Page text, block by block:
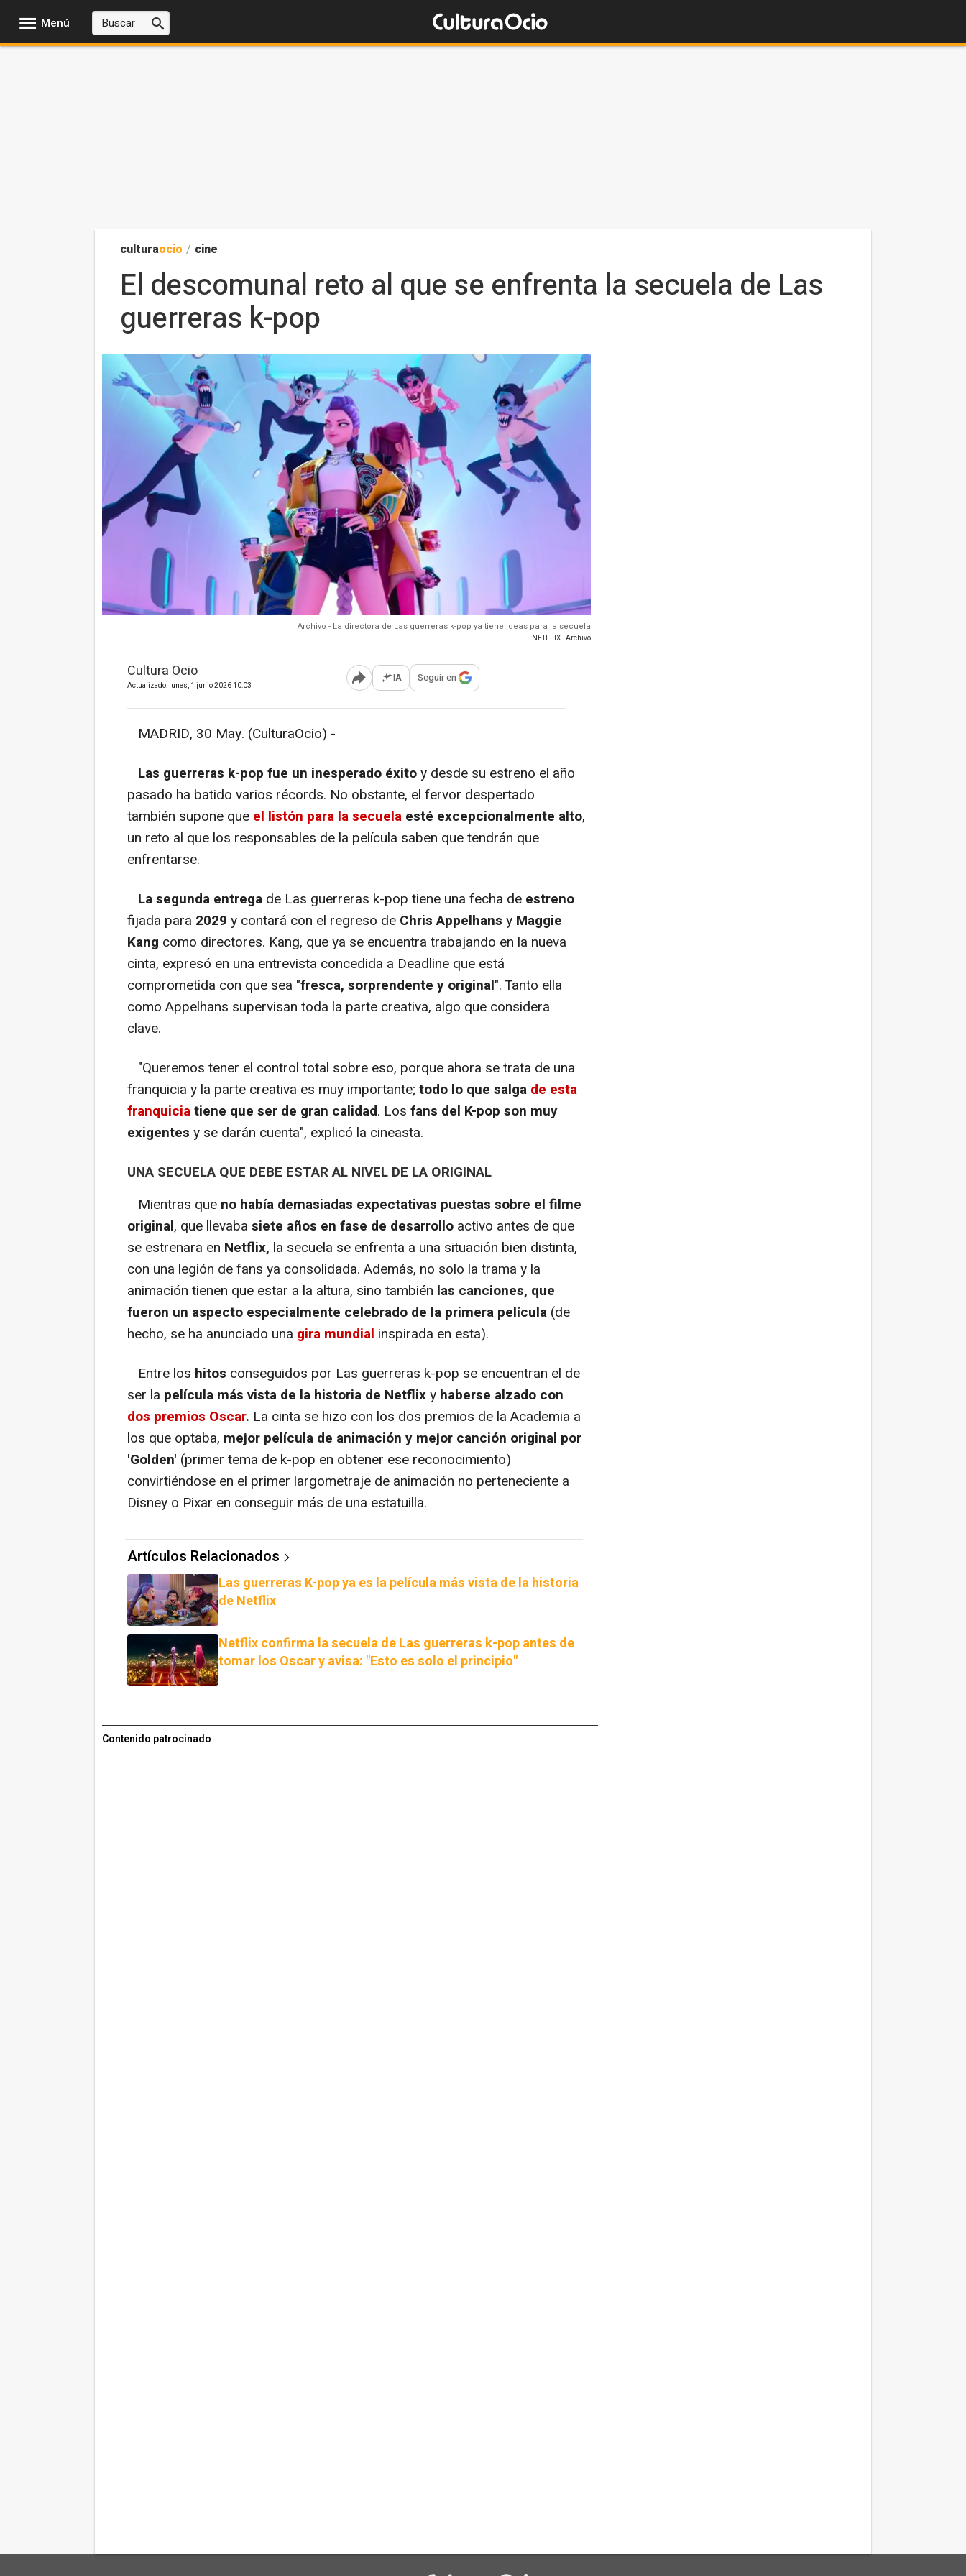
Menú
culturaocio / cine
El descomunal reto al que se enfrenta la secuela de Las
guerreras k-pop
Archivo - La directora de Las guerreras k-pop ya tiene ideas para la secuela
- NETFLIX - Archivo
Cultura Ocio
Actualizado: lunes, 1 junio 2026 10:03 Abrir opciones para compartir
IA Seguir en
MADRID, 30 May. (CulturaOcio) -
Las guerreras k-pop fue un inesperado éxitoy desde su estreno el año
pasado ha batido varios récords. No obstante, el fervor despertado
también supone que el listón para la secuela esté excepcionalmente alto,
un reto al que los responsables de la película saben que tendrán que
enfrentarse.
La segunda entrega de Las guerreras k-pop tiene una fecha de estreno
fijada para 2029 y contará con el regreso de Chris Appelhans y Maggie
Kang como directores. Kang, que ya se encuentra trabajando en la nueva
cinta, expresó en una entrevista concedida a Deadline que está
comprometida con que sea "fresca, sorprendente y original". Tanto ella
como Appelhans supervisan toda la parte creativa, algo que considera
clave.
"Queremos tener el control total sobre eso, porque ahora se trata de una
franquicia y la parte creativa es muy importante; todo lo que salga de esta
franquiciatiene que ser de gran calidad. Los fans del K-pop son muy
exigentes y se darán cuenta", explicó la cineasta.
UNA SECUELA QUE DEBE ESTAR AL NIVEL DE LA ORIGINAL
Mientras que no había demasiadas expectativas puestas sobre el filme
original, que llevaba siete años en fase de desarrollo activo antes de que
se estrenara en Netflix, la secuela se enfrenta a una situación bien distinta,
con una legión de fans ya consolidada. Además, no solo la trama y la
animación tienen que estar a la altura, sino también las canciones, que
fueron un aspecto especialmente celebrado de la primera película (de
hecho, se ha anunciado una gira mundial inspirada en esta).
Entre los hitos conseguidos por Las guerreras k-pop se encuentran el de
ser la película más vista de la historia de Netflixy haberse alzado con
dos premios Oscar. La cinta se hizo con los dos premios de la Academia a
los que optaba, mejor película de animación y mejor canción original por
'Golden' (primer tema de k-pop en obtener ese reconocimiento)
convirtiéndose en el primer largometraje de animación no perteneciente a
Disney o Pixar en conseguir más de una estatuilla.
Artículos Relacionados
Las guerreras K-pop ya es la película más vista de la historia
de Netflix
Netflix confirma la secuela de Las guerreras k-pop antes de
tomar los Oscar y avisa: "Esto es solo el principio"
Contenido patrocinado